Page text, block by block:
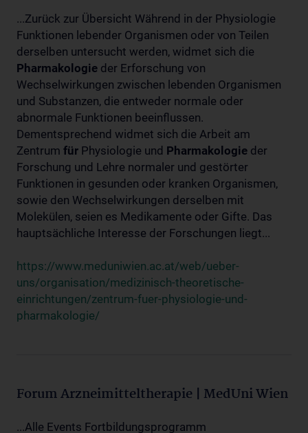
...Zurück zur Übersicht Während in der Physiologie
Funktionen lebender Organismen oder von Teilen
derselben untersucht werden, widmet sich die
Pharmakologie der Erforschung von
Wechselwirkungen zwischen lebenden Organismen
und Substanzen, die entweder normale oder
abnormale Funktionen beeinflussen.
Dementsprechend widmet sich die Arbeit am
Zentrum für Physiologie und Pharmakologie der
Forschung und Lehre normaler und gestörter
Funktionen in gesunden oder kranken Organismen,
sowie den Wechselwirkungen derselben mit
Molekülen, seien es Medikamente oder Gifte. Das
hauptsächliche Interesse der Forschungen liegt...
https://www.meduniwien.ac.at/web/ueber-
uns/organisation/medizinisch-theoretische-
einrichtungen/zentrum-fuer-physiologie-und-
pharmakologie/
Forum Arzneimitteltherapie | MedUni Wien
...Alle Events Fortbildungsprogramm